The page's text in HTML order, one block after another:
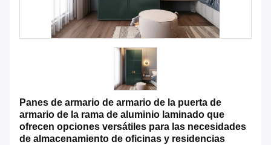
Panes de armario de armario de la puerta de
armario de la rama de aluminio laminado que
ofrecen opciones versátiles para las necesidades
de almacenamiento de oficinas y residencias